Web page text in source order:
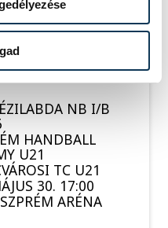
RÉSZLETEK
NB I/B
HANDBALL
U21
TC U21
30. 17:00
ARÉNA